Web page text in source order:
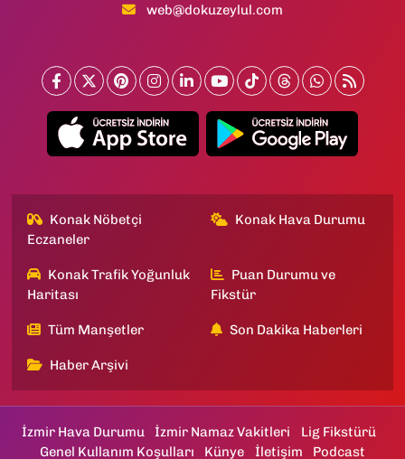
web@dokuzeylul.com
Konak Nöbetçi
Eczaneler
Konak Hava Durumu
Konak Trafik Yoğunluk
Haritası
Puan Durumu ve
Fikstür
Tüm Manşetler Son Dakika Haberleri
Haber Arşivi
İzmir Hava Durumu İzmir Namaz Vakitleri
Lig Fikstürü
Genel Kullanım Koşulları
Künye İletişim Podcast